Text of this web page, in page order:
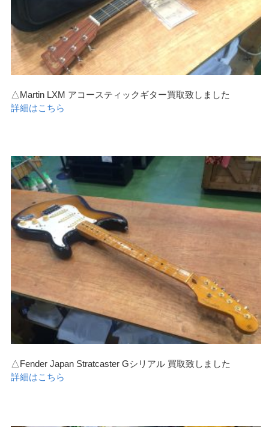
△Martin LXM アコースティックギター買取致しました
詳細はこちら
△Fender Japan Stratcaster Gシリアル 買取致しました
詳細はこちら